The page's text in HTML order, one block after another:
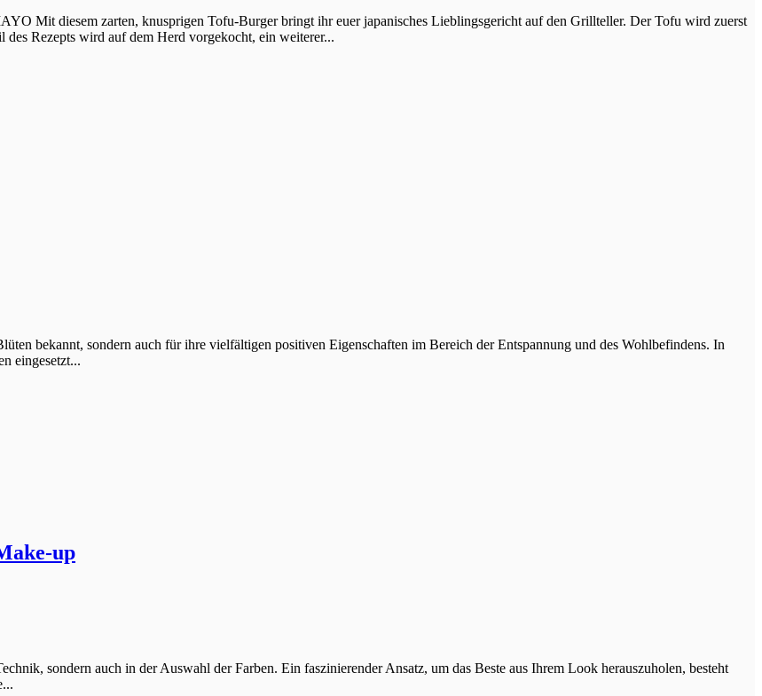
Mit diesem zarten, knusprigen Tofu-Burger bringt ihr euer japanisches Lieblingsgericht auf den Grillteller. Der Tofu wird zuerst
Rezepts wird auf dem Herd vorgekocht, ein weiterer...
bekannt, sondern auch für ihre vielfältigen positiven Eigenschaften im Bereich der Entspannung und des Wohlbefindens. In
eingesetzt...
up
sondern auch in der Auswahl der Farben. Ein faszinierender Ansatz, um das Beste aus Ihrem Look herauszuholen, besteht